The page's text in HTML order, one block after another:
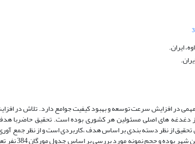
3
ایران.
در افزایش سرعت توسعه و بهبود کیفیت جوامع دارد. تلاش در
های اصلی مسئولین هر کشوری بوده است. تحقیق حاضربا
از نظر دسته بندی بر اساس هدف ،کاربردی است و از نظر جمع